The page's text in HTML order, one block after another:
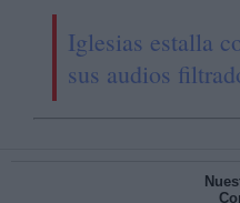
Iglesias estalla
sus audios